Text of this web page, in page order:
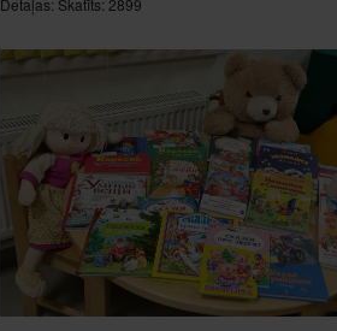
Detaļas: Skatīts: 2899